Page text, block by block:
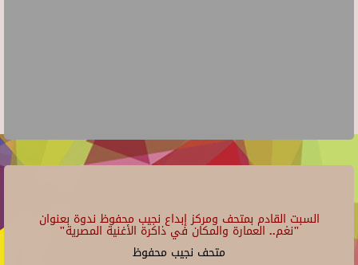
السبت القادم بمتحف ومركز إبداع نجيب محفوظ ندوة بعنوان
"نغم.. العمارة والمكان في ذاكرة الأغنية المصرية"
متحف نجيب محفوظ